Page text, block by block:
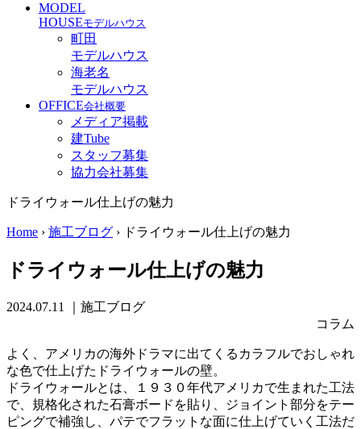
MODEL
HOUSEモデルハウス
町田
モデルハウス
海老名
モデルハウス
OFFICE会社概要
メディア掲載
建Tube
スタッフ募集
協力会社募集
ドライウォール仕上げの魅力
Home › 施工ブログ › ドライウォール仕上げの魅力
ドライウォール仕上げの魅力
2024.07.11
｜施工ブログ
コラム
よく、アメリカの海外ドラマに出てくるカラフルでおしゃれ
な色で仕上げたドライウォールの壁。
ドライウォールとは、１９３０年代アメリカで生まれた工法
で、規格化された石膏ボードを貼り、ジョイント部分をテー
ピングで補強し、パテでフラットな面に仕上げていく工法だ